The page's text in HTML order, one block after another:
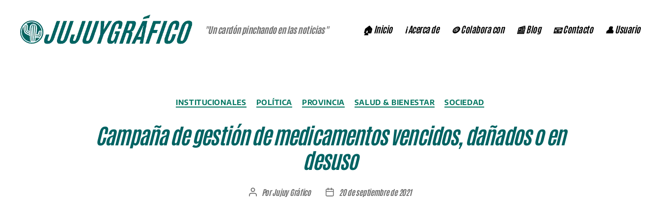
"Un cardón pinchando en las noticias" 🏠 Inicio ℹ️ Acerca de 🪙 Colabora con 📰 Blog 📧 Contacto 👤 Usuario
Categorías
INSTITUCIONALES POLÍTICA PROVINCIA SALUD & BIENESTAR SOCIEDAD
Campaña de gestión de medicamentos vencidos, dañados o en
desuso
AutorPorJujuy Gráfico
Fecha20 de septiembre de 2021